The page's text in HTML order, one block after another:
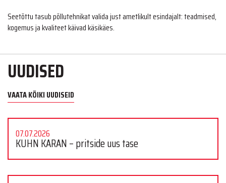
Seetõttu tasub põllutehnikat valida just ametlikult esindajalt: teadmised,
kogemus ja kvaliteet käivad käsikäes.
UUDISED
VAATA KÕIKI UUDISEID
07.07.2026
KUHN KARAN – pritside uus tase